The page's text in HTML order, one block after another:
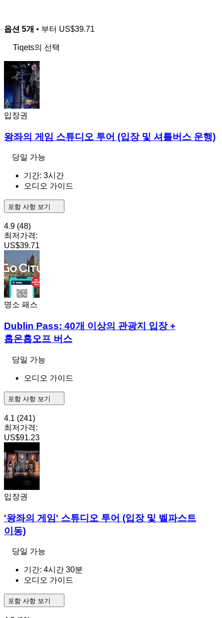
옵션 5개 • 부터 US$39.71
Tiqets의 선택
입장권
왕좌의 게임 스튜디오 투어 (입장 및 셔틀버스 운행)
당일 가능
기간: 3시간
오디오 가이드
포함 사항 보기
4.9 (48)
최저가격:
US$39.71
명소 패스
Dublin Pass: 40개 이상의 관광지 입장 +
홉온홉오프 버스
당일 가능
오디오 가이드
포함 사항 보기
4.1 (241)
최저가격:
US$91.23
입장권
'왕좌의 게임' 스튜디오 투어 (입장 및 벨파스트
이동)
당일 가능
기간: 4시간 30분
오디오 가이드
포함 사항 보기